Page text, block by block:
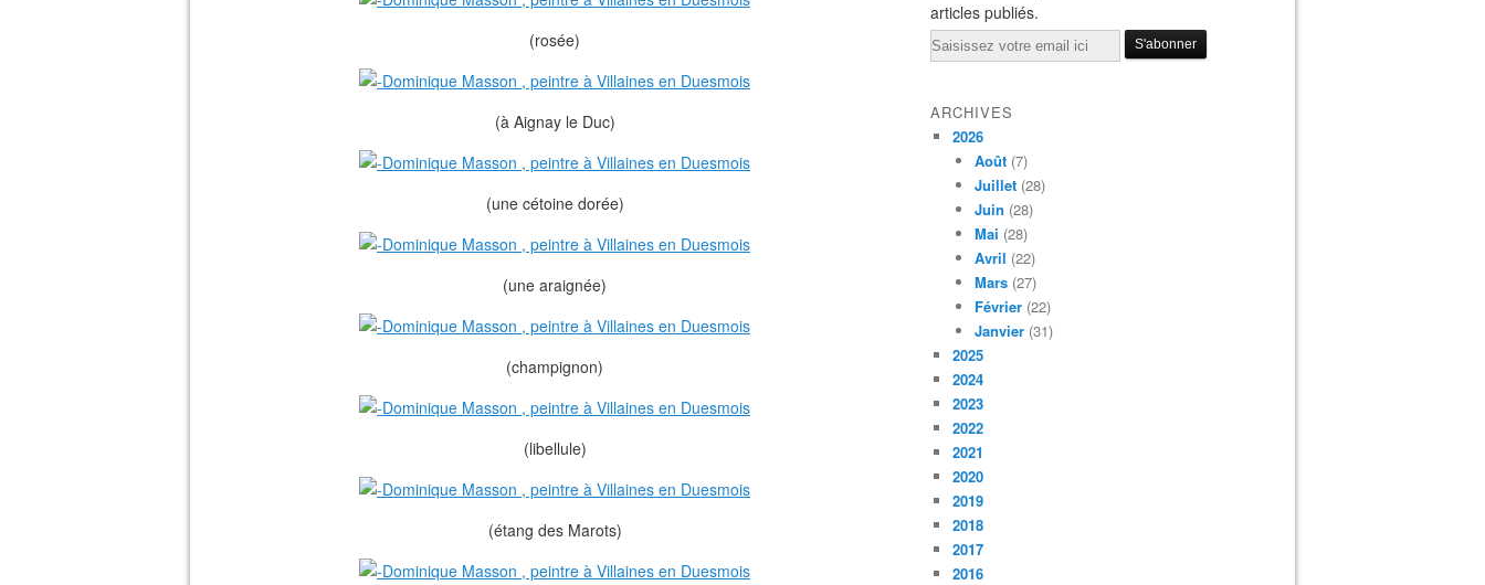
(rosée)
(à Aignay le Duc)
(une cétoine dorée)
(une araignée)
(champignon)
(libellule)
(étang des Marots)
articles publiés.
Email
ARCHIVES
2026
Août (7)
Juillet (28)
Juin (28)
Mai (28)
Avril (22)
Mars (27)
Février (22)
Janvier (31)
2025
2024
2023
2022
2021
2020
2019
2018
2017
2016